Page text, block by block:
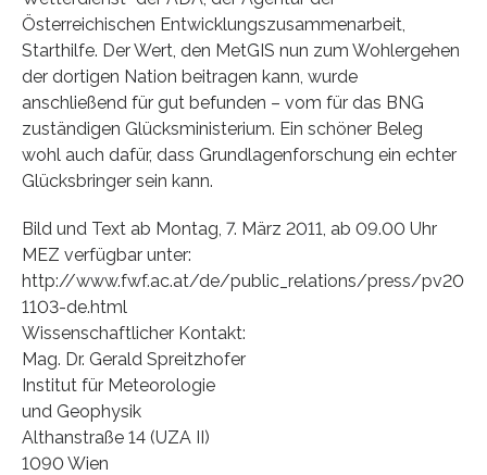
Österreichischen Entwicklungszusammenarbeit,
Starthilfe. Der Wert, den MetGIS nun zum Wohlergehen
der dortigen Nation beitragen kann, wurde
anschließend für gut befunden – vom für das BNG
zuständigen Glücksministerium. Ein schöner Beleg
wohl auch dafür, dass Grundlagenforschung ein echter
Glücksbringer sein kann.
Bild und Text ab Montag, 7. März 2011, ab 09.00 Uhr
MEZ verfügbar unter:
http://www.fwf.ac.at/de/public_relations/press/pv20
1103-de.html
Wissenschaftlicher Kontakt:
Mag. Dr. Gerald Spreitzhofer
Institut für Meteorologie
und Geophysik
Althanstraße 14 (UZA II)
1090 Wien